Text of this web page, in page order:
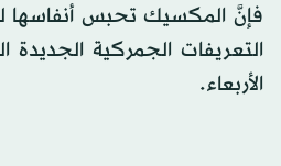
فإنَّ المكسيك تحبس أنفاسها
التعريفات الجمركية
الأربعاء.